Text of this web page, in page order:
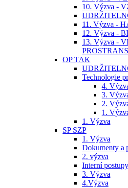
10. Výzva -
11. Výzva -
12. Výzva -
13. Výzva -
OP TAK
Technologie
4.
3.
2.
1.
1. Výzva
SP SZP
1. Výzva
Dokumenty a
2. výzva
Interní postupy
3. Výzva
4.Výzva